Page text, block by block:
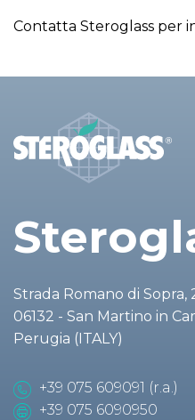
Contatta Steroglass per
Strada Romano di Sopra,
06132 - San Martino in
Perugia (ITALY)
+39 075 609091 (r.a.)
+39 075 6090950